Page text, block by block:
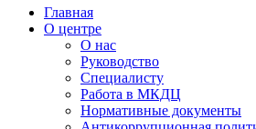
Главная
О центре
О нас
Руководство
Специалисту
Работа в МКДЦ
Нормативные документы